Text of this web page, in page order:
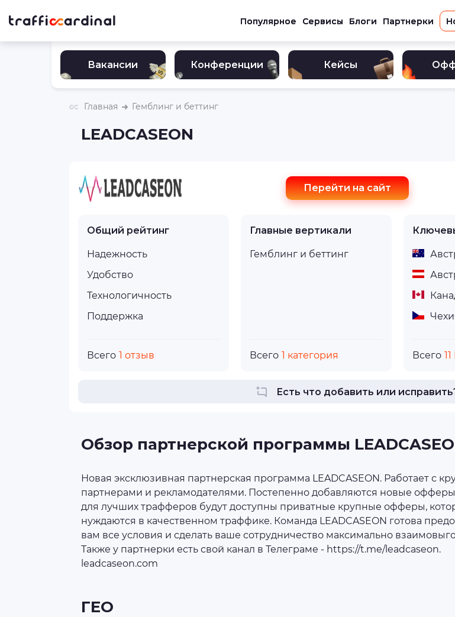
Популярное Сервисы Блоги Партнерки
Вакансии Конференции Кейсы
Главная Гемблинг и беттинг
LEADCASEON
Перейти на сайт
Общий рейтинг
Надежность
Удобство
Технологичность
Поддержка
Всего 1 отзыв
Главные вертикали
Гемблинг и беттинг
Всего 1 категория Всего
Есть что добавить или
Обзор партнерской программы
Новая эксклюзивная партнерская программа LEADCASEON. Работает с
партнерами и рекламодателями. Постепенно добавляются новые
для лучших трафферов будут доступны приватные крупные офферы,
нуждаются в качественном траффике. Команда LEADCASEON готова
вам все условия и сделать ваше сотрудничество максимально
Также у партнерки есть свой канал в Телеграме - https://t.me/leadcaseon.
leadcaseon.com
ГЕО